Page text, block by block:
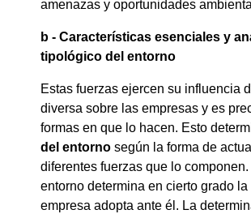
amenazas y oportunidades
b - Características esenciales y
tipológico del entorno
Estas fuerzas ejercen su influencia
diversa sobre las empresas y es
formas en que lo hacen. Esto
del entorno según la forma de
diferentes fuerzas que lo
entorno determina en cierto grado
empresa adopta ante él. La